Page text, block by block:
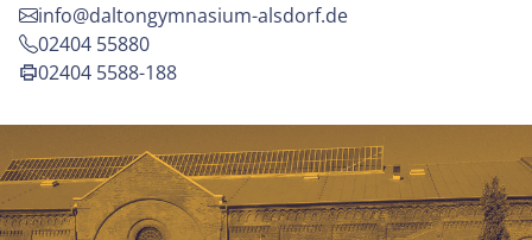
info@daltongymnasium-alsdorf.de
02404 55880
02404 5588-188